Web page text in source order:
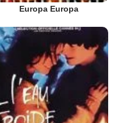
Europa Europa